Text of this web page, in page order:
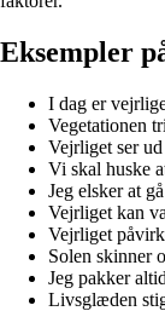
Eksempler
I dag er
Vegetationen
Vejrliget ser
Vi skal huske
Jeg elsker at
Vejrliget kan
Vejrliget
Solen skinner
Jeg pakker
Livsglæden